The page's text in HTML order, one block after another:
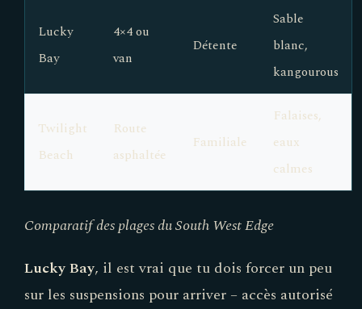
Lucky
Bay
4×4 ou
van
Détente
Sable
blanc,
kangourous
Twilight
Beach
Route
asphaltée
Familiale
Falaises,
eaux
calmes
Comparatif des plages du South West Edge
Lucky Bay, il est vrai que tu dois forcer un peu
sur les suspensions pour arriver – accès autorisé